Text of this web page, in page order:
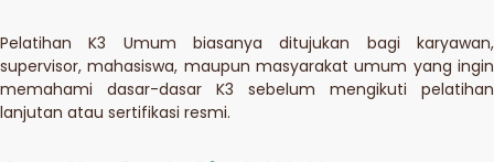
Pelatihan K3 Umum biasanya ditujukan bagi karyawan,
supervisor, mahasiswa, maupun masyarakat umum yang ingin
memahami dasar-dasar K3 sebelum mengikuti pelatihan
lanjutan atau sertifikasi resmi.